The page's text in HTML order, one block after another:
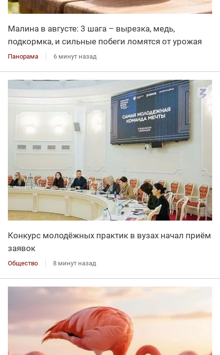
Малина в августе: 3 шага – вырезка, медь,
подкормка, и сильные побеги ломятся от урожая
Панорама 6 минут назад
Конкурс молодёжных практик в вузах начал приём
заявок
Общество 8 минут назад